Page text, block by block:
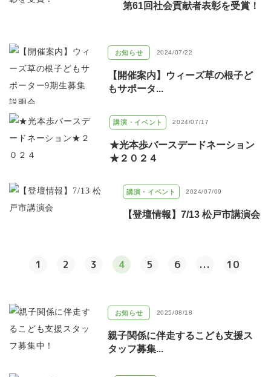
第61回社会貢献者表彰を受賞！
お知らせ 2024/07/22
【開催案内】ウィーズ草の根子ど
もサポータ...
講演・イベント 2024/07/17
★光本歩バースデードネーション
★２０２４
講演・イベント 2024/07/09
【登壇情報】7/13 松戸市講演会
1 2 3 4 5 6 ... 10
お知らせ 2025/08/18
親子関係に伴走するこども支援ス
タッフ募集...